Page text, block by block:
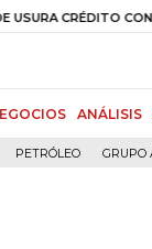
CONSUMO
ANÁLISIS
PETRÓLEO GRUPO